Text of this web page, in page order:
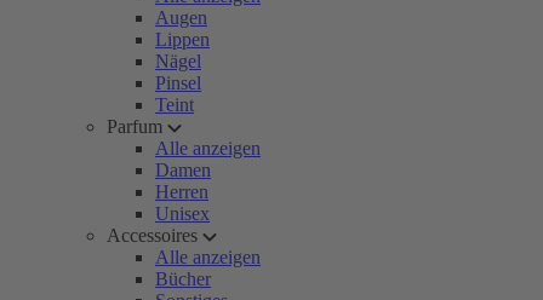
Augen
Lippen
Nägel
Pinsel
Teint
Parfum
Alle anzeigen
Damen
Herren
Unisex
Accessoires
Alle anzeigen
Bücher